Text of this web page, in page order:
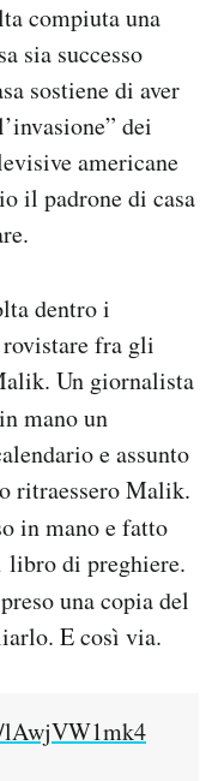
compiuta una
sia successo
sostiene di aver
dei
americane
il padrone di casa
dentro i
fra gli
Un giornalista
mano un
e assunto
ritraessero Malik.
in mano e fatto
libro di preghiere.
una copia del
E così via.